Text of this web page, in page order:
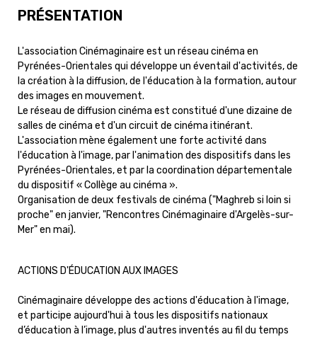
PRÉSENTATION
L'association Cinémaginaire est un réseau cinéma en
Pyrénées-Orientales qui développe un éventail d'activités, de
la création à la diffusion, de l'éducation à la formation, autour
des images en mouvement.
Le réseau de diffusion cinéma est constitué d'une dizaine de
salles de cinéma et d'un circuit de cinéma itinérant.
L'association mène également une forte activité dans
l'éducation à l'image, par l'animation des dispositifs dans les
Pyrénées-Orientales, et par la coordination départementale
du dispositif « Collège au cinéma ».
Organisation de deux festivals de cinéma ("Maghreb si loin si
proche" en janvier, "Rencontres Cinémaginaire d'Argelès-sur-
Mer" en mai).
ACTIONS D'ÉDUCATION AUX IMAGES
Cinémaginaire développe des actions d'éducation à l'image,
et participe aujourd'hui à tous les dispositifs nationaux
d’éducation à l’image, plus d'autres inventés au fil du temps